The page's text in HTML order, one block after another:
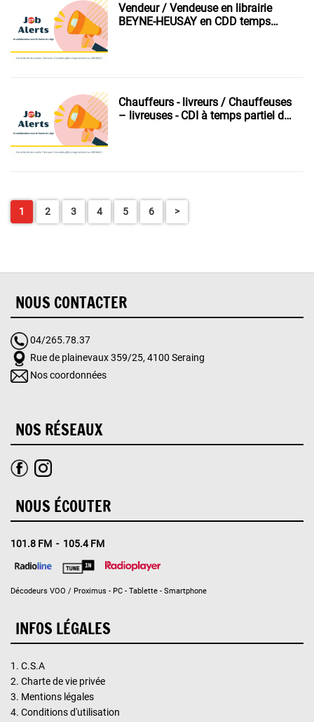
Vendeur / Vendeuse en librairie
BEYNE-HEUSAY en CDD temps
Chauffeurs - livreurs / Chauffeuses
– livreuses - CDI à temps partiel de
1 2 3 4 5 6 >
NOUS CONTACTER
04/265.78.37
Rue de plainevaux 359/25, 4100 Seraing
Nos coordonnées
NOS RÉSEAUX
NOUS ÉCOUTER
101.8 FM - 105.4 FM
Décodeurs VOO / Proximus - PC - Tablette - Smartphone
INFOS LÉGALES
1. C.S.A
2. Charte de vie privée
3. Mentions légales
4. Conditions d'utilisation